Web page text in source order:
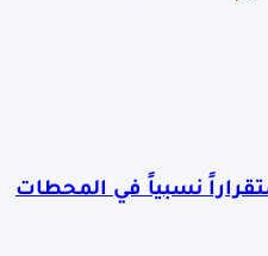
نسبياً في المحطات